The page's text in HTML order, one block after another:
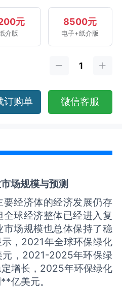
元
介版
8500元
电子+纸介版
订购单 微信客服
场规模与预测
经济体的经济发展仍存
球经济整体已经进入复
场规模也总体保持了稳
，2021年全球环保绿化
，2021-2025年环保绿
增长，2025年环保绿化
亿美元。